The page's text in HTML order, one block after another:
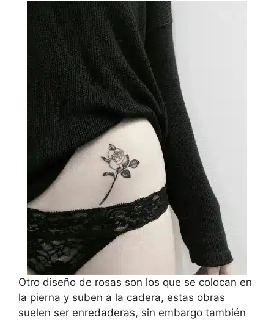
Otro diseño de rosas son los que se colocan en
la pierna y suben a la cadera, estas obras
suelen ser enredaderas, sin embargo también